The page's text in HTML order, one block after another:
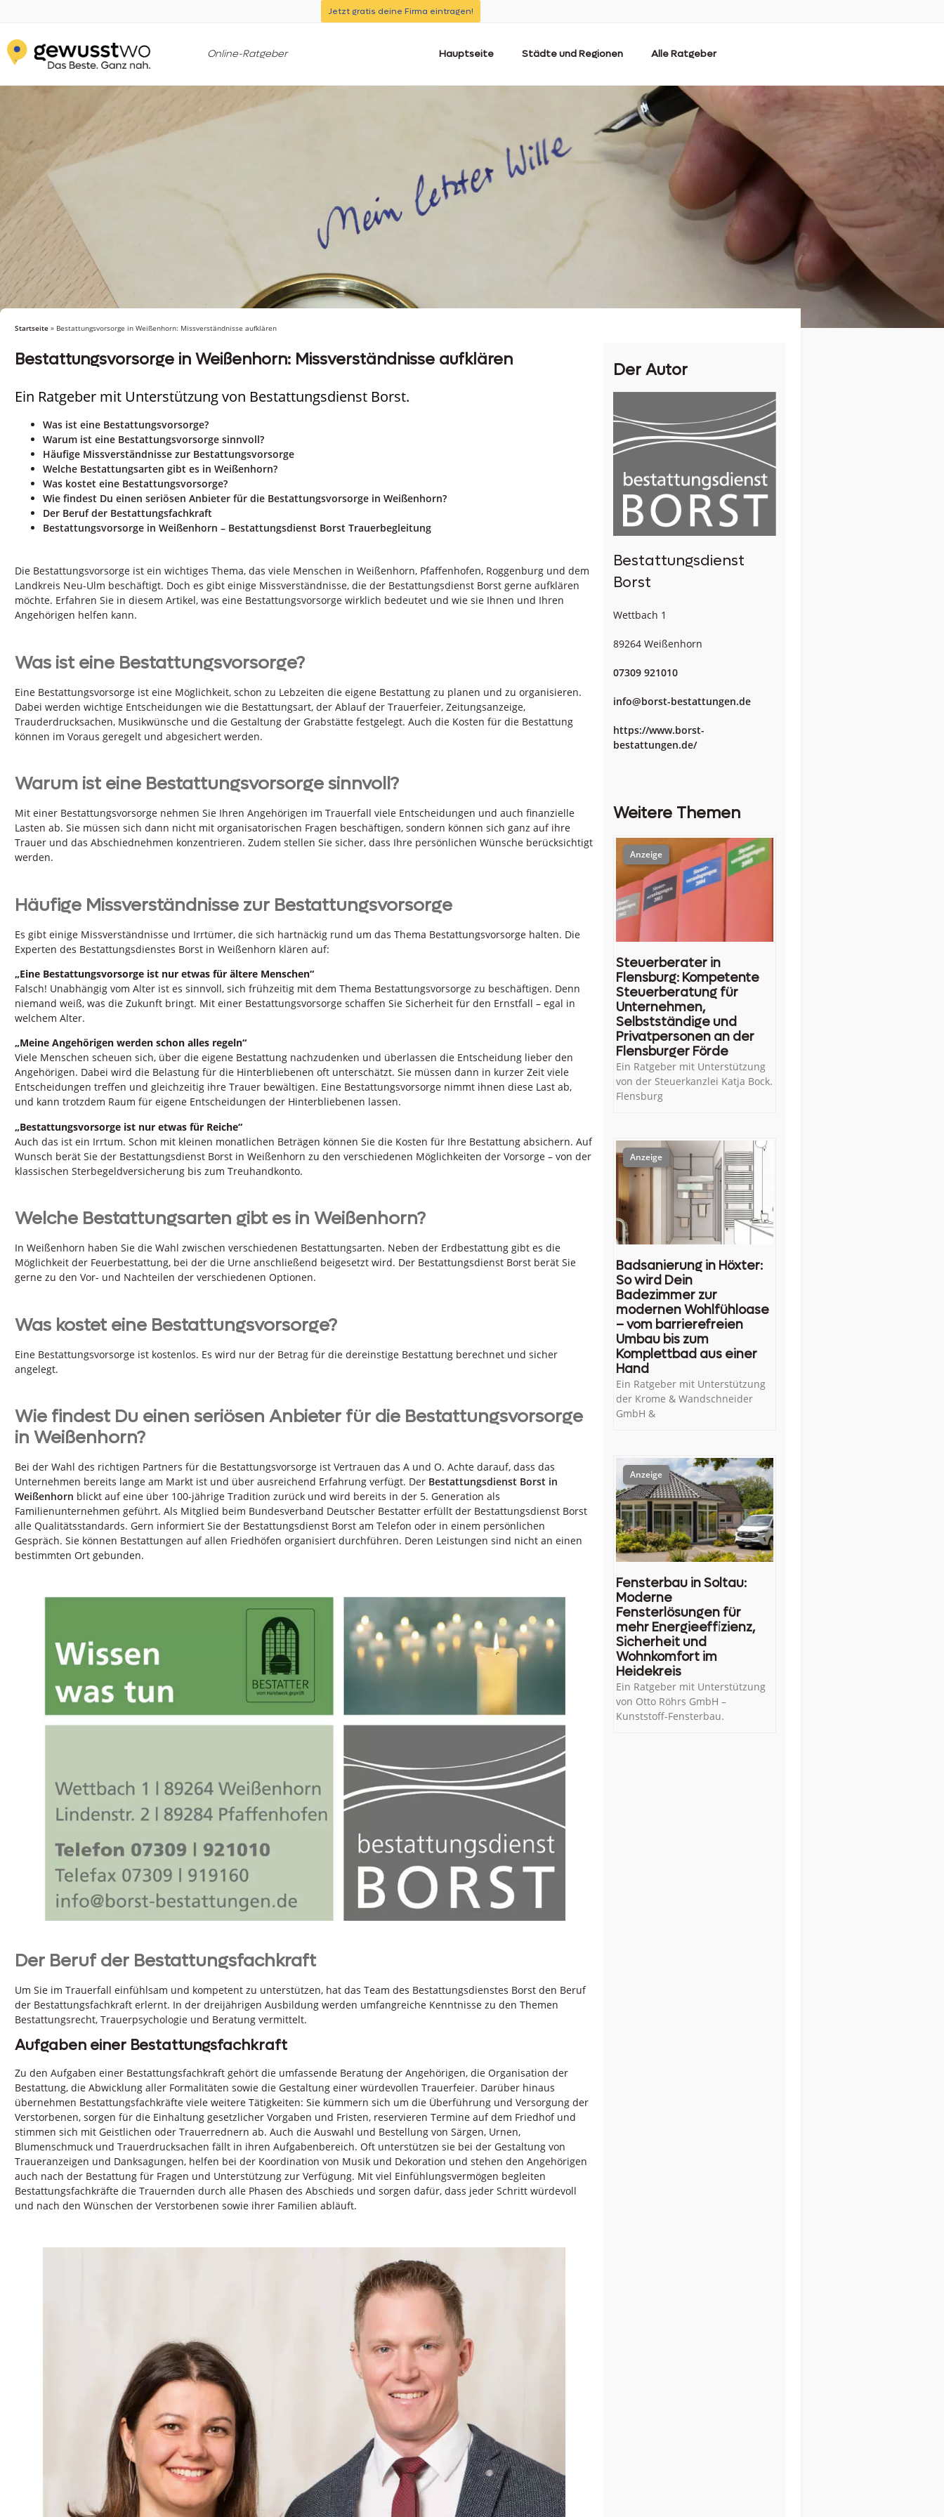
Jetzt gratis deine Firma eintragen!
Online-Ratgeber Hauptseite Städte und Regionen Alle Ratgeber
Startseite » Bestattungsvorsorge in Weißenhorn: Missverständnisse aufklären
Bestattungsvorsorge in Weißenhorn: Missverständnisse aufklären
Ein Ratgeber mit Unterstützung von Bestattungsdienst Borst.
Was ist eine Bestattungsvorsorge?
Warum ist eine Bestattungsvorsorge sinnvoll?
Häufige Missverständnisse zur Bestattungsvorsorge
Welche Bestattungsarten gibt es in Weißenhorn?
Was kostet eine Bestattungsvorsorge?
Wie findest Du einen seriösen Anbieter für die Bestattungsvorsorge in Weißenhorn?
Der Beruf der Bestattungsfachkraft
Bestattungsvorsorge in Weißenhorn – Bestattungsdienst Borst Trauerbegleitung
Die Bestattungsvorsorge ist ein wichtiges Thema, das viele Menschen in Weißenhorn, Pfaffenhofen, Roggenburg und dem
Landkreis Neu-Ulm beschäftigt. Doch es gibt einige Missverständnisse, die der Bestattungsdienst Borst gerne aufklären
möchte. Erfahren Sie in diesem Artikel, was eine Bestattungsvorsorge wirklich bedeutet und wie sie Ihnen und Ihren
Angehörigen helfen kann.
Was ist eine Bestattungsvorsorge?
Eine Bestattungsvorsorge ist eine Möglichkeit, schon zu Lebzeiten die eigene Bestattung zu planen und zu organisieren.
Dabei werden wichtige Entscheidungen wie die Bestattungsart, der Ablauf der Trauerfeier, Zeitungsanzeige,
Trauderdrucksachen, Musikwünsche und die Gestaltung der Grabstätte festgelegt. Auch die Kosten für die Bestattung
können im Voraus geregelt und abgesichert werden.
Warum ist eine Bestattungsvorsorge sinnvoll?
Mit einer Bestattungsvorsorge nehmen Sie Ihren Angehörigen im Trauerfall viele Entscheidungen und auch finanzielle
Lasten ab. Sie müssen sich dann nicht mit organisatorischen Fragen beschäftigen, sondern können sich ganz auf ihre
Trauer und das Abschiednehmen konzentrieren. Zudem stellen Sie sicher, dass Ihre persönlichen Wünsche berücksichtigt
werden.
Häufige Missverständnisse zur Bestattungsvorsorge
Es gibt einige Missverständnisse und Irrtümer, die sich hartnäckig rund um das Thema Bestattungsvorsorge halten. Die
Experten des Bestattungsdienstes Borst in Weißenhorn klären auf:
„Eine Bestattungsvorsorge ist nur etwas für ältere Menschen“
Falsch! Unabhängig vom Alter ist es sinnvoll, sich frühzeitig mit dem Thema Bestattungsvorsorge zu beschäftigen. Denn
niemand weiß, was die Zukunft bringt. Mit einer Bestattungsvorsorge schaffen Sie Sicherheit für den Ernstfall – egal in
welchem Alter.
„Meine Angehörigen werden schon alles regeln“
Viele Menschen scheuen sich, über die eigene Bestattung nachzudenken und überlassen die Entscheidung lieber den
Angehörigen. Dabei wird die Belastung für die Hinterbliebenen oft unterschätzt. Sie müssen dann in kurzer Zeit viele
Entscheidungen treffen und gleichzeitig ihre Trauer bewältigen. Eine Bestattungsvorsorge nimmt ihnen diese Last ab,
und kann trotzdem Raum für eigene Entscheidungen der Hinterbliebenen lassen.
„Bestattungsvorsorge ist nur etwas für Reiche“
Auch das ist ein Irrtum. Schon mit kleinen monatlichen Beträgen können Sie die Kosten für Ihre Bestattung absichern. Auf
Wunsch berät Sie der Bestattungsdienst Borst in Weißenhorn zu den verschiedenen Möglichkeiten der Vorsorge – von der
klassischen Sterbegeldversicherung bis zum Treuhandkonto.
Welche Bestattungsarten gibt es in Weißenhorn?
In Weißenhorn haben Sie die Wahl zwischen verschiedenen Bestattungsarten. Neben der Erdbestattung gibt es die
Möglichkeit der Feuerbestattung, bei der die Urne anschließend beigesetzt wird. Der Bestattungsdienst Borst berät Sie
gerne zu den Vor- und Nachteilen der verschiedenen Optionen.
Was kostet eine Bestattungsvorsorge?
Eine Bestattungsvorsorge ist kostenlos. Es wird nur der Betrag für die dereinstige Bestattung berechnet und sicher
angelegt.
Wie findest Du einen seriösen Anbieter für die Bestattungsvorsorge
in Weißenhorn?
Bei der Wahl des richtigen Partners für die Bestattungsvorsorge ist Vertrauen das A und O. Achte darauf, dass das
Unternehmen bereits lange am Markt ist und über ausreichend Erfahrung verfügt. Der Bestattungsdienst Borst in
Weißenhorn blickt auf eine über 100-jährige Tradition zurück und wird bereits in der 5. Generation als
Familienunternehmen geführt. Als Mitglied beim Bundesverband Deutscher Bestatter erfüllt der Bestattungsdienst Borst
alle Qualitätsstandards. Gern informiert Sie der Bestattungsdienst Borst am Telefon oder in einem persönlichen
Gespräch. Sie können Bestattungen auf allen Friedhöfen organisiert durchführen. Deren Leistungen sind nicht an einen
bestimmten Ort gebunden.
Der Beruf der Bestattungsfachkraft
Um Sie im Trauerfall einfühlsam und kompetent zu unterstützen, hat das Team des Bestattungsdienstes Borst den Beruf
der Bestattungsfachkraft erlernt. In der dreijährigen Ausbildung werden umfangreiche Kenntnisse zu den Themen
Bestattungsrecht, Trauerpsychologie und Beratung vermittelt.
Aufgaben einer Bestattungsfachkraft
Zu den Aufgaben einer Bestattungsfachkraft gehört die umfassende Beratung der Angehörigen, die Organisation der
Bestattung, die Abwicklung aller Formalitäten sowie die Gestaltung einer würdevollen Trauerfeier. Darüber hinaus
übernehmen Bestattungsfachkräfte viele weitere Tätigkeiten: Sie kümmern sich um die Überführung und Versorgung der
Verstorbenen, sorgen für die Einhaltung gesetzlicher Vorgaben und Fristen, reservieren Termine auf dem Friedhof und
stimmen sich mit Geistlichen oder Trauerrednern ab. Auch die Auswahl und Bestellung von Särgen, Urnen,
Blumenschmuck und Trauerdrucksachen fällt in ihren Aufgabenbereich. Oft unterstützen sie bei der Gestaltung von
Traueranzeigen und Danksagungen, helfen bei der Koordination von Musik und Dekoration und stehen den Angehörigen
auch nach der Bestattung für Fragen und Unterstützung zur Verfügung. Mit viel Einfühlungsvermögen begleiten
Bestattungsfachkräfte die Trauernden durch alle Phasen des Abschieds und sorgen dafür, dass jeder Schritt würdevoll
und nach den Wünschen der Verstorbenen sowie ihrer Familien abläuft.
Der Autor
Bestattungsdienst
Borst
Wettbach 1
89264 Weißenhorn
07309 921010
info@borst-bestattungen.de
https://www.borst-
bestattungen.de/
Weitere Themen
Steuerberater in
Flensburg: Kompetente
Steuerberatung für
Unternehmen,
Selbstständige und
Privatpersonen an der
Flensburger Förde
Ein Ratgeber mit Unterstützung
von der Steuerkanzlei Katja Bock.
Flensburg
Badsanierung in Höxter:
So wird Dein
Badezimmer zur
modernen Wohlfühloase
– vom barrierefreien
Umbau bis zum
Komplettbad aus einer
Hand
Ein Ratgeber mit Unterstützung
der Krome & Wandschneider
GmbH &
Fensterbau in Soltau:
Moderne
Fensterlösungen für
mehr Energieeffizienz,
Sicherheit und
Wohnkomfort im
Heidekreis
Ein Ratgeber mit Unterstützung
von Otto Röhrs GmbH –
Kunststoff-Fensterbau.